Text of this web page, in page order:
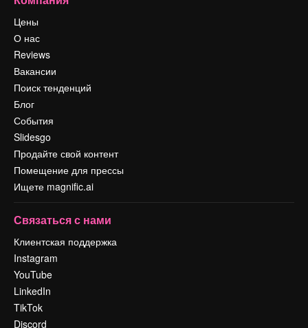
Цены
О нас
Reviews
Вакансии
Поиск тенденций
Блог
События
Slidesgo
Продайте свой контент
Помещение для прессы
Ищете magnific.ai
Связаться с нами
Клиентская поддержка
Instagram
YouTube
LinkedIn
TikTok
Discord